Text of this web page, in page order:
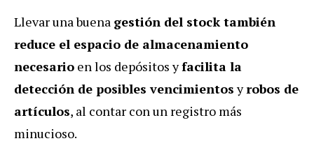
Llevar una buena gestión del stock también
reduce el espacio de almacenamiento
necesario en los depósitos yfacilita la
detección de posibles vencimientosyrobos de
artículos, al contar con un registro más
minucioso.